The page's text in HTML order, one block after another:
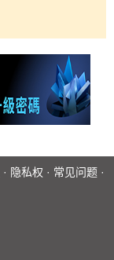
· 隐私权 · 常见问题 ·